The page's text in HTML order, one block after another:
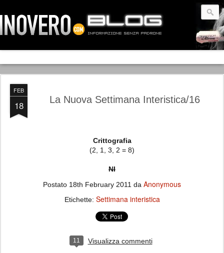
FEB
18 La Nuova Settimana Interistica/16
Crittografia
(2, 1, 3, 2 = 8)
NI
Postato 18th February 2011 da Anonymous
Etichette: Settimana interistica
11 Visualizza commenti